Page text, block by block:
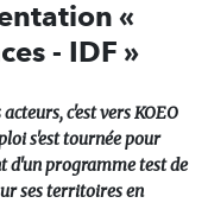
«
- IDF »
c'est vers KOEO
s'est tournée pour
d'un programme test de
ses territoires en